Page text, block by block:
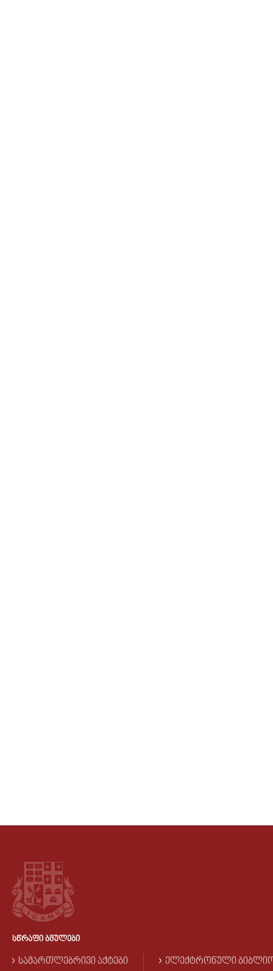
ᲡᲬᲠᲐᲤᲘ ᲑᲛᲣᲚᲔᲑᲘ
ᲡᲐᲛᲐᲠᲗᲚᲔᲑᲠᲘᲕᲘ ᲐᲥᲢᲔᲑᲘ
ᲔᲚᲔᲥᲢᲠᲝᲜᲣᲚᲘ